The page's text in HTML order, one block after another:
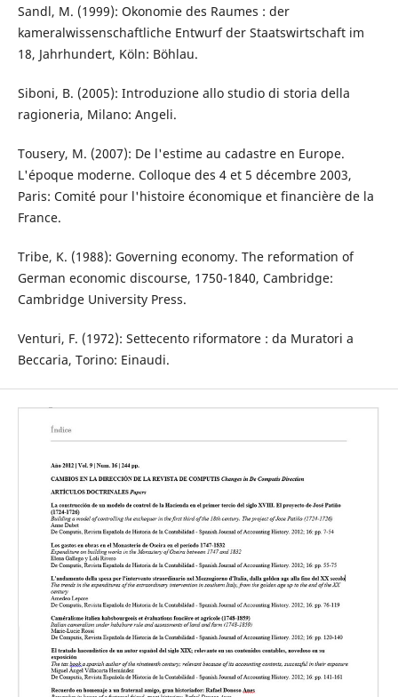
Sandl, M. (1999): Okonomie des Raumes : der
kameralwissenschaftliche Entwurf der Staatswirtschaft im
18, Jahrhundert, Köln: Böhlau.
Siboni, B. (2005): Introduzione allo studio di storia della
ragioneria, Milano: Angeli.
Tousery, M. (2007): De l'estime au cadastre en Europe.
L'époque moderne. Colloque des 4 et 5 décembre 2003,
Paris: Comité pour l'histoire économique et financière de la
France.
Tribe, K. (1988): Governing economy. The reformation of
German economic discourse, 1750-1840, Cambridge:
Cambridge University Press.
Venturi, F. (1972): Settecento riformatore : da Muratori a
Beccaria, Torino: Einaudi.